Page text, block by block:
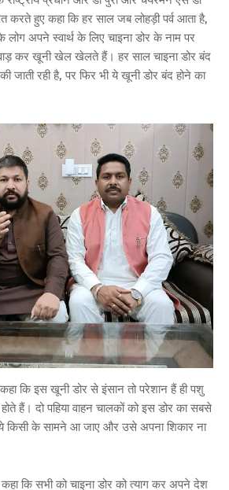
करते हुए कहा कि हर साल जब लोहड़ी पर्व आता है,
अपने स्वार्थ के लिए चाइना डोर के नाम पर
कर खूनी खेल खेलते हैं। हर साल चाइना डोर बंद
रही है, पर फिर भी ये खूनी डोर बंद होने का
कि इस खूनी डोर से इंसान तो परेशान हैं ही पशु
होते हैं। दो पहिया वाहन चालकों को इस डोर का सबसे
किसी के सामने आ जाए और उसे अपना शिकार ना
कहा कि सभी को चाइना डोर को त्याग कर अपने देश